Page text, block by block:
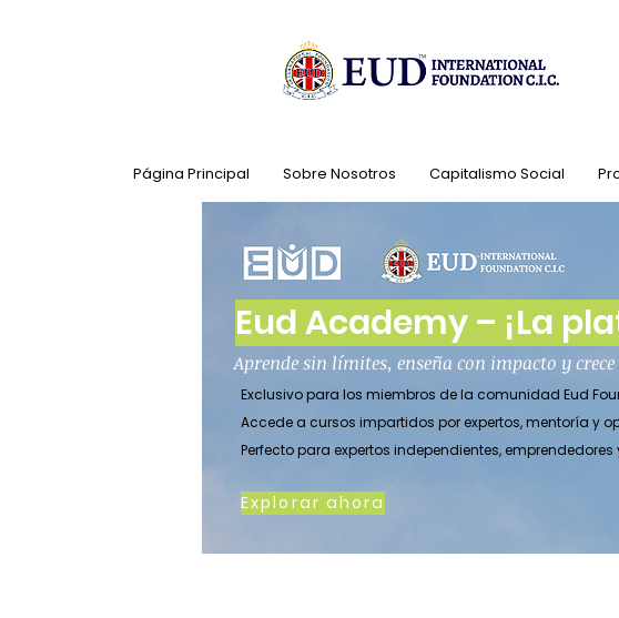
Página Principal Sobre Nosotros Capitalismo Social
Eud Academy – ¡La
Aprende sin límites, enseña con impacto y
Exclusivo para los miembros de la comunidad Eud
Accede a cursos impartidos por expertos, mentoría y
Perfecto para expertos independientes,
Explorar ahora